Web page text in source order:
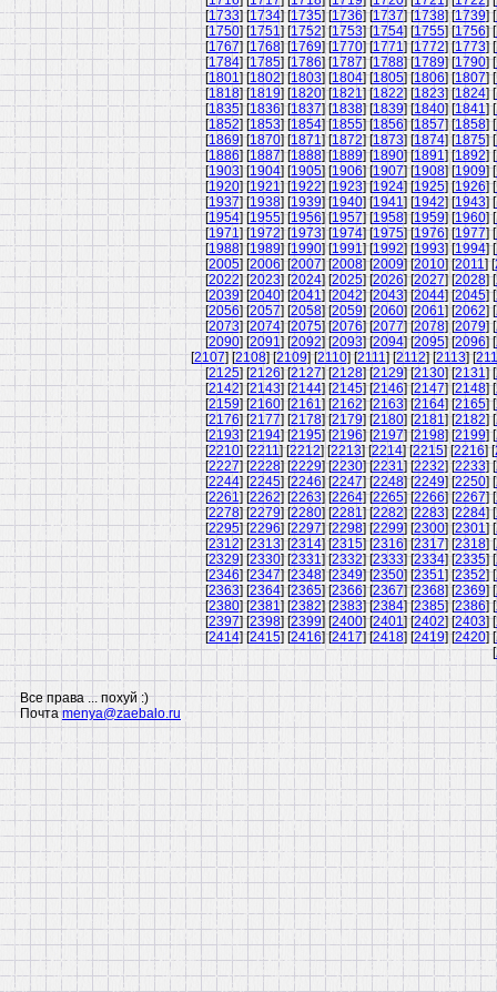
[1733] [1734] [1735] [1736] [1737] [1738] [1739] [
[1750] [1751] [1752] [1753] [1754] [1755] [1756] [
[1767] [1768] [1769] [1770] [1771] [1772] [1773] [
[1784] [1785] [1786] [1787] [1788] [1789] [1790] [
[1801] [1802] [1803] [1804] [1805] [1806] [1807] [
[1818] [1819] [1820] [1821] [1822] [1823] [1824] [
[1835] [1836] [1837] [1838] [1839] [1840] [1841] [
[1852] [1853] [1854] [1855] [1856] [1857] [1858] [
[1869] [1870] [1871] [1872] [1873] [1874] [1875] [
[1886] [1887] [1888] [1889] [1890] [1891] [1892] [
[1903] [1904] [1905] [1906] [1907] [1908] [1909] [
[1920] [1921] [1922] [1923] [1924] [1925] [1926] [
[1937] [1938] [1939] [1940] [1941] [1942] [1943] [
[1954] [1955] [1956] [1957] [1958] [1959] [1960] [
[1971] [1972] [1973] [1974] [1975] [1976] [1977] [
[1988] [1989] [1990] [1991] [1992] [1993] [1994] [
[2005] [2006] [2007] [2008] [2009] [2010] [2011] [
[2022] [2023] [2024] [2025] [2026] [2027] [2028] [
[2039] [2040] [2041] [2042] [2043] [2044] [2045] [
[2056] [2057] [2058] [2059] [2060] [2061] [2062] [
[2073] [2074] [2075] [2076] [2077] [2078] [2079] [
[2090] [2091] [2092] [2093] [2094] [2095] [2096] [
[2107] [2108] [2109] [2110] [2111] [2112] [2113] [
[2125] [2126] [2127] [2128] [2129] [2130] [2131] [
[2142] [2143] [2144] [2145] [2146] [2147] [2148] [
[2159] [2160] [2161] [2162] [2163] [2164] [2165] [
[2176] [2177] [2178] [2179] [2180] [2181] [2182] [
[2193] [2194] [2195] [2196] [2197] [2198] [2199] [
[2210] [2211] [2212] [2213] [2214] [2215] [2216] [
[2227] [2228] [2229] [2230] [2231] [2232] [2233] [
[2244] [2245] [2246] [2247] [2248] [2249] [2250] [
[2261] [2262] [2263] [2264] [2265] [2266] [2267] [
[2278] [2279] [2280] [2281] [2282] [2283] [2284] [
[2295] [2296] [2297] [2298] [2299] [2300] [2301] [
[2312] [2313] [2314] [2315] [2316] [2317] [2318] [
[2329] [2330] [2331] [2332] [2333] [2334] [2335] [
[2346] [2347] [2348] [2349] [2350] [2351] [2352] [
[2363] [2364] [2365] [2366] [2367] [2368] [2369] [
[2380] [2381] [2382] [2383] [2384] [2385] [2386] [
[2397] [2398] [2399] [2400] [2401] [2402] [2403] [
[2414] [2415] [2416] [2417] [2418] [2419] [2420] [
[
Все права ... похуй :)
Почтаmenya@zaebalo.ru